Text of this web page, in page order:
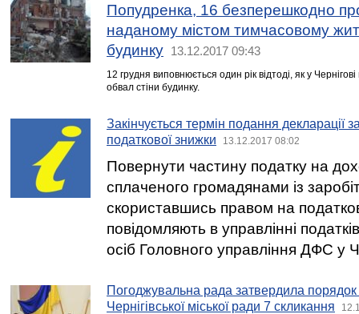
Попудренка, 16 безперешкодно
наданому містом тимчасовому
будинку
13.12.2017 09:43
12 грудня виповнюється один рік відтоді, як у
обвал стіни будинку.
Закінчується термін подання декларації
податкової знижки
13.12.2017 08:02
Повернути частину податку на
сплаченого громадянами із
скориставшись правом на
повідомляють в управлінні
осіб Головного управління ДФС у
Погоджувальна рада затвердила порядок
Чернігівської міської ради 7 скликання